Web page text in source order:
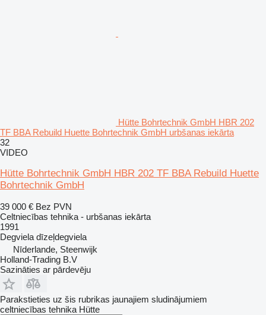
Hütte Bohrtechnik GmbH HBR 202
TF BBA Rebuild Huette Bohrtechnik GmbH urbšanas iekārta
32
VIDEO
Hütte Bohrtechnik GmbH HBR 202 TF BBA Rebuild Huette
Bohrtechnik GmbH
39 000 € Bez PVN
Celtniecības tehnika - urbšanas iekārta
1991
Degviela dīzeļdegviela
Nīderlande, Steenwijk
Holland-Trading B.V
Sazināties ar pārdevēju
Parakstieties uz šis rubrikas jaunajiem sludinājumiem
celtniecības tehnika Hütte